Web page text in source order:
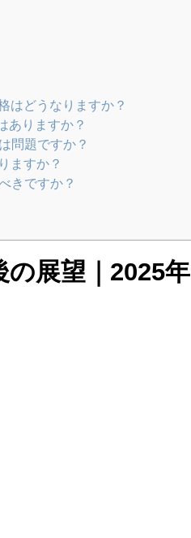
はどうなりますか？
ありますか？
問題ですか？
ますか？
きですか？
展望｜2025